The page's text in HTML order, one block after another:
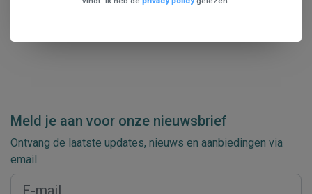
Meld je aan voor onze nieuwsbrief
Ontvang de laatste updates, nieuws en aanbiedingen via
email